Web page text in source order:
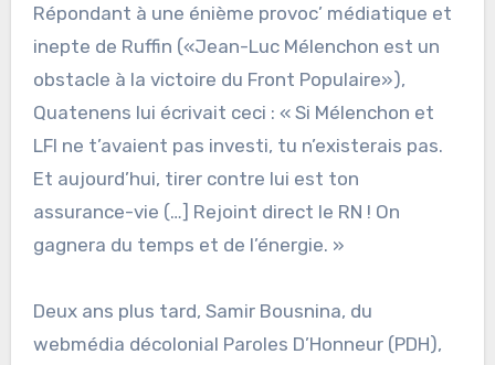
Répondant à une énième provoc’ médiatique et
inepte de Ruffin («Jean-Luc Mélenchon est un
obstacle à la victoire du Front Populaire»),
Quatenens lui écrivait ceci : « Si Mélenchon et
LFI ne t’avaient pas investi, tu n’existerais pas.
Et aujourd’hui, tirer contre lui est ton
assurance-vie (…] Rejoint direct le RN ! On
gagnera du temps et de l’énergie. »
Deux ans plus tard, Samir Bousnina, du
webmédia décolonial Paroles D’Honneur (PDH),